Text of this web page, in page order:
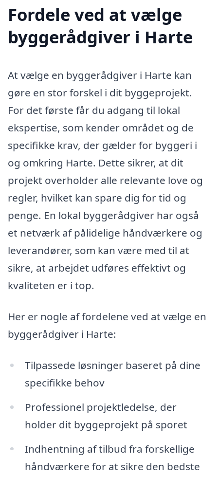
Fordele ved at vælge
byggerådgiver i Harte
At vælge en byggerådgiver i Harte kan
gøre en stor forskel i dit byggeprojekt.
For det første får du adgang til lokal
ekspertise, som kender området og de
specifikke krav, der gælder for byggeri i
og omkring Harte. Dette sikrer, at dit
projekt overholder alle relevante love og
regler, hvilket kan spare dig for tid og
penge. En lokal byggerådgiver har også
et netværk af pålidelige håndværkere og
leverandører, som kan være med til at
sikre, at arbejdet udføres effektivt og
kvaliteten er i top.
Her er nogle af fordelene ved at vælge en
byggerådgiver i Harte:
Tilpassede løsninger baseret på dine
specifikke behov
Professionel projektledelse, der
holder dit byggeprojekt på sporet
Indhentning af tilbud fra forskellige
håndværkere for at sikre den bedste